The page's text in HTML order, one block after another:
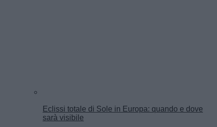
Eclissi totale di Sole in Europa: quando e dove
sarà visibile